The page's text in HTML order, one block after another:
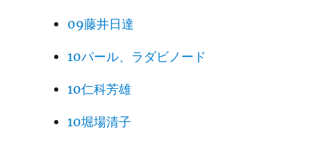
09藤井日達
10パール、ラダビノード
10仁科芳雄
10堀場清子